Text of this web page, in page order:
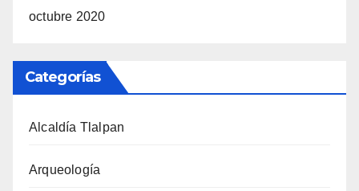
octubre 2020
Categorías
Alcaldía Tlalpan
Arqueología